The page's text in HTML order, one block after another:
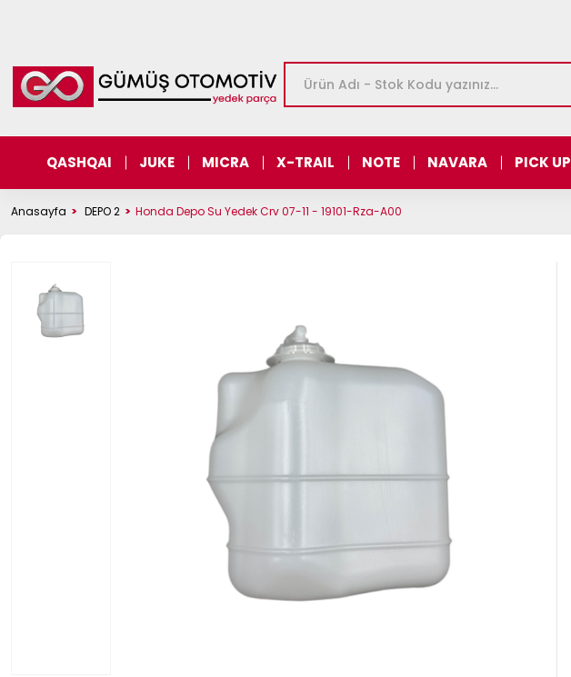
QASHQAI JUKE MICRA X-TRAIL NOTE NAVARA PICK UP
Anasayfa DEPO 2 Honda Depo Su Yedek Crv 07-11 - 19101-Rza-A00